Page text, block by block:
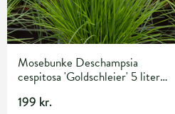
Mosebunke Deschampsia
cespitosa 'Goldschleier' 5 liter
199 kr.